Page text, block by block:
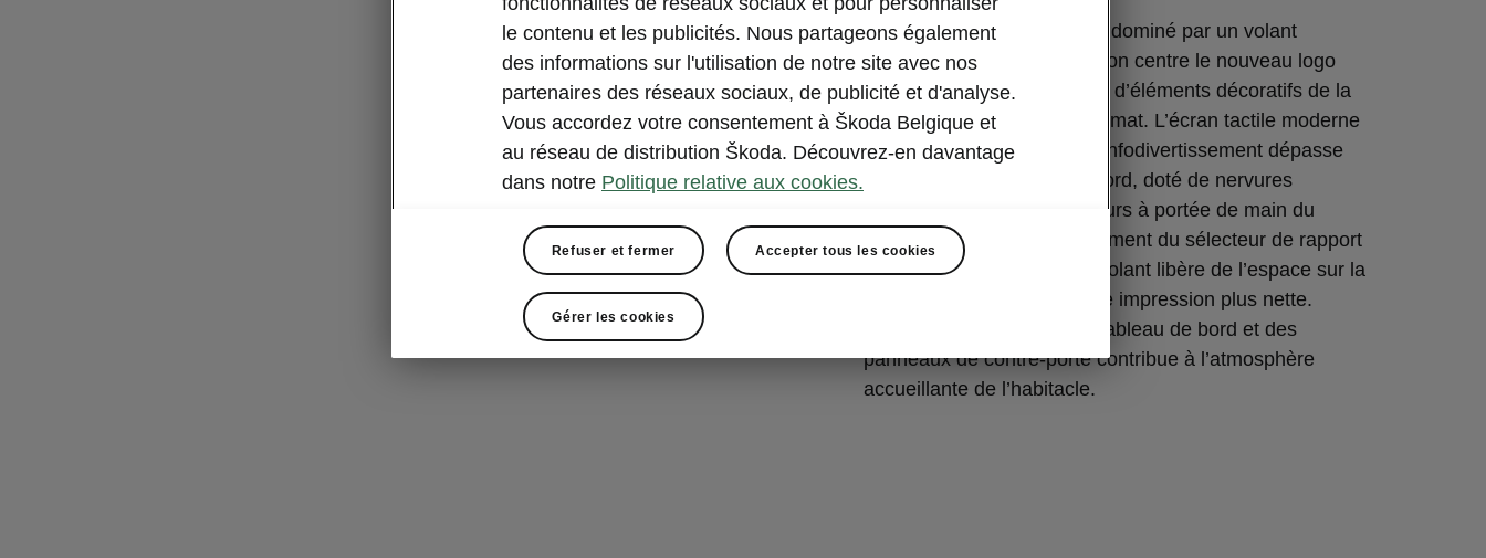
L’espace du conducteur est dominé par un volant
multifonction, qui porte en son centre le nouveau logo
Škoda en 2D et qui est doté d’éléments décoratifs de la
teinte Unique Dark Chrome mat. L’écran tactile moderne
et autonome du système d’infodivertissement dépasse
du somptueux tableau de bord, doté de nervures
décoratives, pour être toujours à portée de main du
conducteur. Le repositionnement du sélecteur de rapport
automatique au niveau du volant libère de l’espace sur la
console centrale et crée une impression plus nette.
L’éclairage d’ambiance du tableau de bord et des
panneaux de contre-porte contribue à l’atmosphère
accueillante de l’habitacle.
le contenu et les publicités. Nous partageons également
des informations sur l'utilisation de notre site avec nos
partenaires des réseaux sociaux, de publicité et d'analyse.
Vous accordez votre consentement à Škoda Belgique et
au réseau de distribution Škoda. Découvrez-en davantage
dans notre Politique relative aux cookies.
Refuser et fermer Accepter tous les cookies
Gérer les cookies